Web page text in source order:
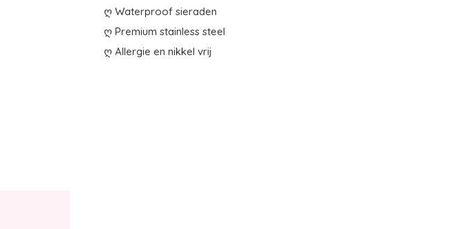
ღ Waterproof sieraden
ღ Premium stainless steel
ღ Allergie en nikkel vrij